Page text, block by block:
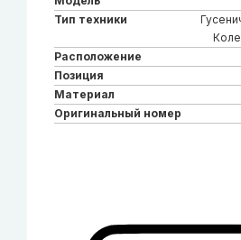
Тип техники
Расположение
Позиция
Материал
Оригинальный номер